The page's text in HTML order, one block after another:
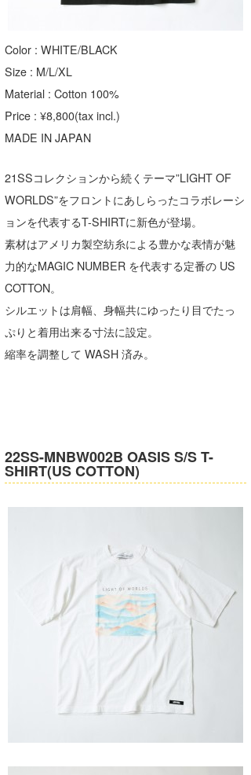
Color : WHITE/BLACK
Size : M/L/XL
Material : Cotton 100%
Price : ¥8,800(tax incl.)
MADE IN JAPAN
21SSコレクションから続くテーマ”LIGHT OF
WORLDS”をフロントにあしらったコラボレーシ
ョンを代表するT-SHIRTに新色が登場。
素材はアメリカ製空紡糸による豊かな表情が魅
力的なMAGIC NUMBER を代表する定番の US
COTTON。
シルエットは肩幅、身幅共にゆったり目でたっ
ぷりと着用出来る寸法に設定。
縮率を調整して WASH 済み。
22SS-MNBW002B OASIS S/S T-
SHIRT(US COTTON)